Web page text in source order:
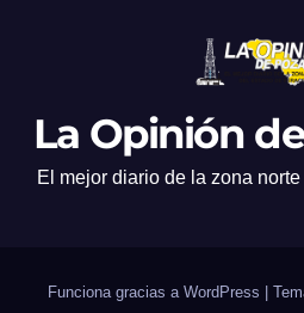
La Opinión
El mejor diario de la zona
Funciona gracias a WordPress |